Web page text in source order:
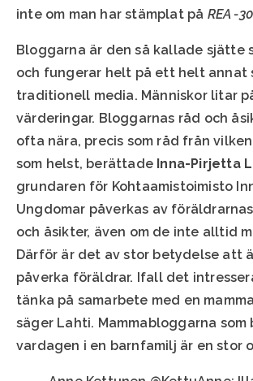
inte om man har stämplat på REA -
Bloggarna är den så kallade sjätte
och fungerar helt på ett helt annat
traditionell media. Människor litar
värderingar. Bloggarnas råd och
ofta nära, precis som råd från
som helst, berättade Inna-Pirjetta
grundaren för Kohtaamistoimisto
Ungdomar påverkas av
och åsikter, även om de inte alltid
Därför är det av stor betydelse att
påverka föräldrar. Ifall det
tänka på samarbete med en
säger Lahti. Mammabloggarna som
vardagen i en barnfamilj är en stor